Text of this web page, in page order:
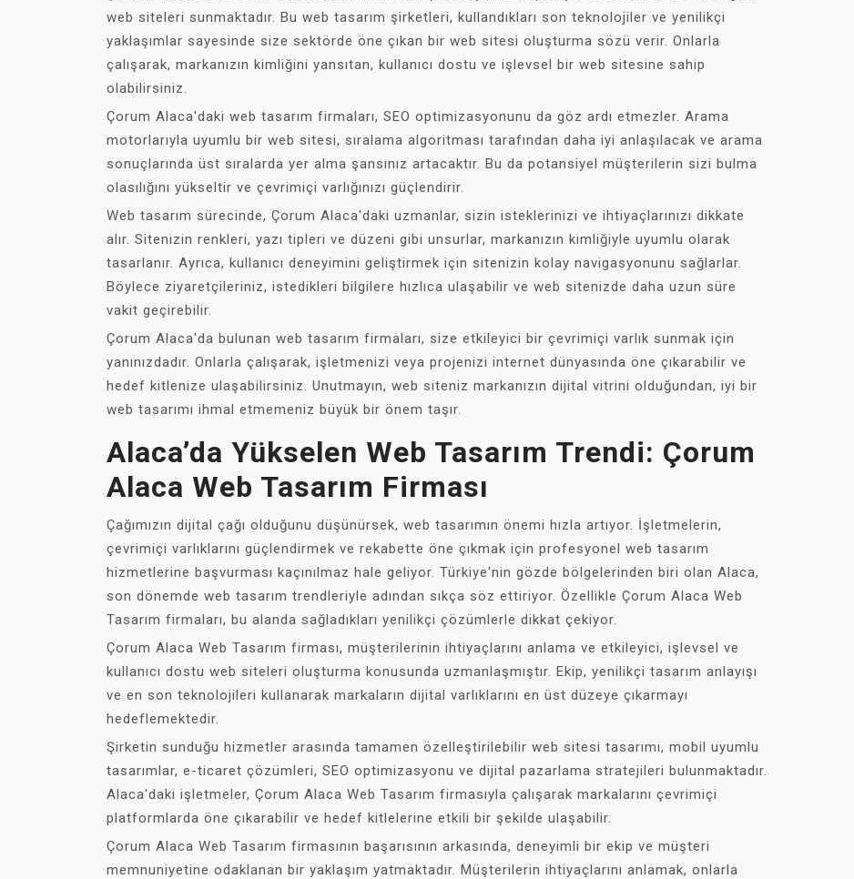
web siteleri sunmaktadır. Bu web tasarım şirketleri, kullandıkları son teknolojiler ve yenilikçi
yaklaşımlar sayesinde size sektörde öne çıkan bir web sitesi oluşturma sözü verir. Onlarla
çalışarak, markanızın kimliğini yansıtan, kullanıcı dostu ve işlevsel bir web sitesine sahip
olabilirsiniz.
Çorum Alaca'daki web tasarım firmaları, SEO optimizasyonunu da göz ardı etmezler. Arama
motorlarıyla uyumlu bir web sitesi, sıralama algoritması tarafından daha iyi anlaşılacak ve arama
sonuçlarında üst sıralarda yer alma şansınız artacaktır. Bu da potansiyel müşterilerin sizi bulma
olasılığını yükseltir ve çevrimiçi varlığınızı güçlendirir.
Web tasarım sürecinde, Çorum Alaca'daki uzmanlar, sizin isteklerinizi ve ihtiyaçlarınızı dikkate
alır. Sitenizin renkleri, yazı tipleri ve düzeni gibi unsurlar, markanızın kimliğiyle uyumlu olarak
tasarlanır. Ayrıca, kullanıcı deneyimini geliştirmek için sitenizin kolay navigasyonunu sağlarlar.
Böylece ziyaretçileriniz, istedikleri bilgilere hızlıca ulaşabilir ve web sitenizde daha uzun süre
vakit geçirebilir.
Çorum Alaca'da bulunan web tasarım firmaları, size etkileyici bir çevrimiçi varlık sunmak için
yanınızdadır. Onlarla çalışarak, işletmenizi veya projenizi internet dünyasında öne çıkarabilir ve
hedef kitlenize ulaşabilirsiniz. Unutmayın, web siteniz markanızın dijital vitrini olduğundan, iyi bir
web tasarımı ihmal etmemeniz büyük bir önem taşır.
Alaca’da Yükselen Web Tasarım Trendi: Çorum
Alaca Web Tasarım Firması
Çağımızın dijital çağı olduğunu düşünürsek, web tasarımın önemi hızla artıyor. İşletmelerin,
çevrimiçi varlıklarını güçlendirmek ve rekabette öne çıkmak için profesyonel web tasarım
hizmetlerine başvurması kaçınılmaz hale geliyor. Türkiye'nin gözde bölgelerinden biri olan Alaca,
son dönemde web tasarım trendleriyle adından sıkça söz ettiriyor. Özellikle Çorum Alaca Web
Tasarım firmaları, bu alanda sağladıkları yenilikçi çözümlerle dikkat çekiyor.
Çorum Alaca Web Tasarım firması, müşterilerinin ihtiyaçlarını anlama ve etkileyici, işlevsel ve
kullanıcı dostu web siteleri oluşturma konusunda uzmanlaşmıştır. Ekip, yenilikçi tasarım anlayışı
ve en son teknolojileri kullanarak markaların dijital varlıklarını en üst düzeye çıkarmayı
hedeflemektedir.
Şirketin sunduğu hizmetler arasında tamamen özelleştirilebilir web sitesi tasarımı, mobil uyumlu
tasarımlar, e-ticaret çözümleri, SEO optimizasyonu ve dijital pazarlama stratejileri bulunmaktadır.
Alaca'daki işletmeler, Çorum Alaca Web Tasarım firmasıyla çalışarak markalarını çevrimiçi
platformlarda öne çıkarabilir ve hedef kitlelerine etkili bir şekilde ulaşabilir.
Çorum Alaca Web Tasarım firmasının başarısının arkasında, deneyimli bir ekip ve müşteri
memnuniyetine odaklanan bir yaklaşım yatmaktadır. Müşterilerin ihtiyaçlarını anlamak, onlarla